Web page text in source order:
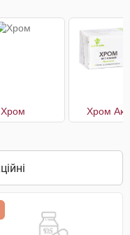
Хром Хром